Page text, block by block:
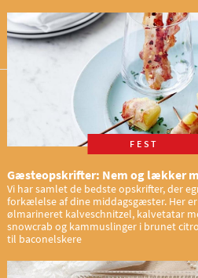
FEST
Gæsteopskrifter: Nem og lækker
Vi har samlet de bedste opskrifter, der
forkælelse af dine middagsgæster. Her
ølmarineret kalveschnitzel, kalvetatar med calvados,
snowcrab og kammuslinger i brunet
til baconelskere